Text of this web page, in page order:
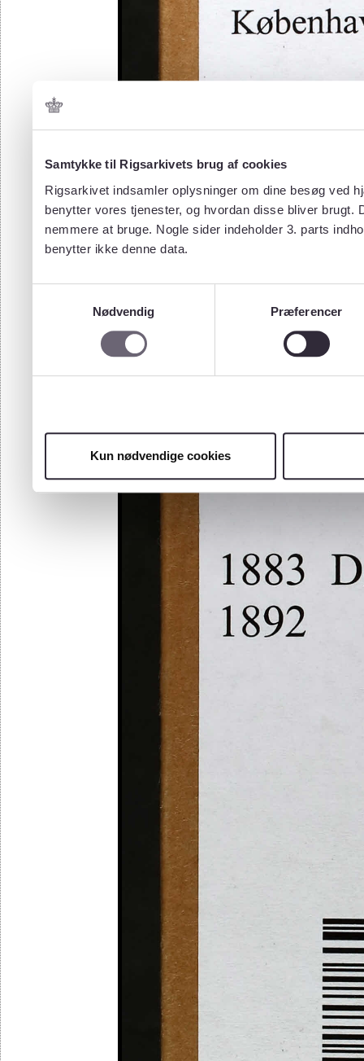
Samtykke til Rigsarkivets brug af cookies
Rigsarkivet indsamler oplysninger om dine besøg ved
benytter vores tjenester, og hvordan disse bliver
nemmere at bruge. Nogle sider indeholder 3. parts
benytter ikke denne data.
Nødvendig
Præferencer
Kun nødvendige cookies